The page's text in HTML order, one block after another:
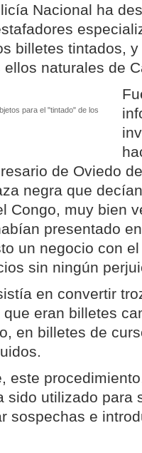
Nacional ha
billetes tintados,
naturales de
para el "tintado" de los
de Oviedo
negra que
Congo, muy bien
presentado
un negocio con
sin ningún
en convertir
eran billetes
en billetes de
este
sido utilizado para
sospechas e